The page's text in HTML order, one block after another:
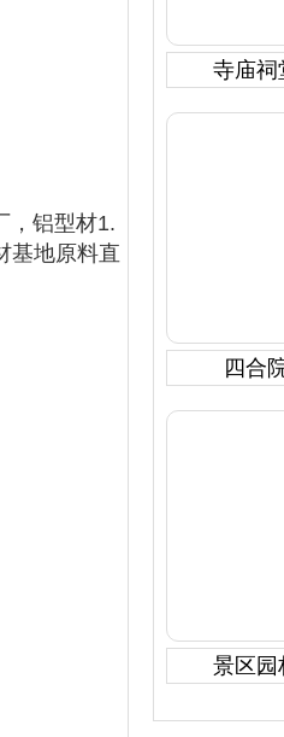
，铝型材1.
基地原料直
寺庙祠
四合
景区园